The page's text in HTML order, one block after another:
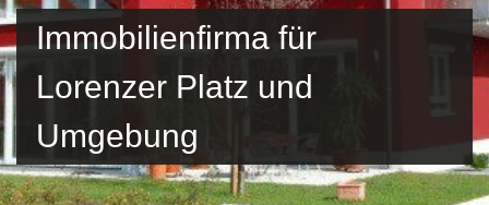
Immobilienfirma für
Lorenzer Platz und
Umgebung